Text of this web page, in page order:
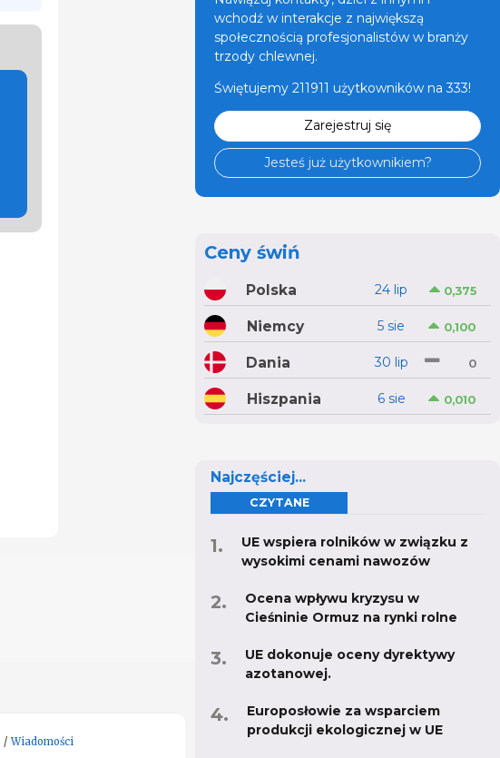
Wiadomości
wchodź w interakcje z największą
społecznością profesjonalistów w branży
trzody chlewnej.
Świętujemy 211911 użytkowników na 333!
Zarejestruj się
Jesteś już użytkownikiem?
Ceny świń
Polska 24 lip 0,375
Niemcy 5 sie 0,100
Dania 30 lip 0
Hiszpania 6 sie 0,010
Najczęściej...
CZYTANE
UE wspiera rolników w związku z
wysokimi cenami nawozów
Ocena wpływu kryzysu w
Cieśninie Ormuz na rynki rolne
UE dokonuje oceny dyrektywy
azotanowej.
Europosłowie za wsparciem
produkcji ekologicznej w UE